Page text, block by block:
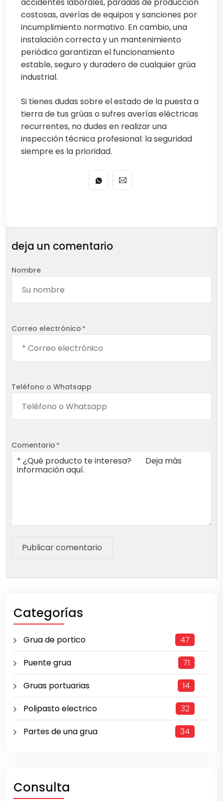
accidentes laborales, paradas de producción
costosas, averías de equipos y sanciones por
incumplimiento normativo. En cambio, una
instalación correcta y un mantenimiento
periódico garantizan el funcionamiento
estable, seguro y duradero de cualquier grúa
industrial.
Si tienes dudas sobre el estado de la puesta a
tierra de tus grúas o sufres averías eléctricas
recurrentes, no dudes en realizar una
inspección técnica profesional: la seguridad
siempre es la prioridad.
deja un comentario
Nombre
Correo electrónico*
Teléfono o Whatsapp
Comentario*
Publicar comentario
Categorías
Grua de portico
47
Puente grua
71
Gruas portuarias
14
Polipasto electrico
32
Partes de una grua
34
Consulta